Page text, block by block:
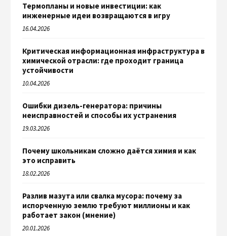
Термопланы и новые инвестиции: как
инженерные идеи возвращаются в игру
16.04.2026
Критическая информационная инфраструктура в
химической отрасли: где проходит граница
устойчивости
10.04.2026
Ошибки дизель-генератора: причины
неисправностей и способы их устранения
19.03.2026
Почему школьникам сложно даётся химия и как
это исправить
18.02.2026
Разлив мазута или свалка мусора: почему за
испорченную землю требуют миллионы и как
работает закон (мнение)
20.01.2026